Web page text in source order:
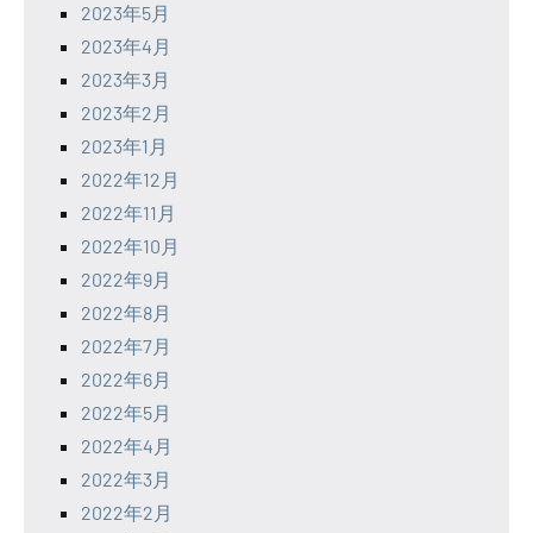
2023年5月
2023年4月
2023年3月
2023年2月
2023年1月
2022年12月
2022年11月
2022年10月
2022年9月
2022年8月
2022年7月
2022年6月
2022年5月
2022年4月
2022年3月
2022年2月